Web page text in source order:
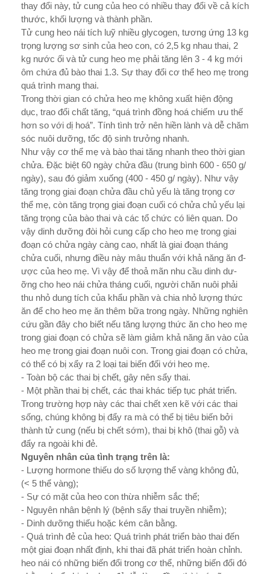
thay đổi này, tử cung của heo có nhiều thay đổi về cả kích
thước, khối lượng và thành phần.
Tử cung heo nái tích luỹ nhiều glycogen, t­ương ứng 13 kg
trọng l­ượng sơ sinh của heo con, có 2,5 kg nhau thai, 2
kg nư­ớc ối và tử cung heo mẹ phải tăng lên 3 - 4 kg mới
ôm chứa đủ bào thai 1.3. Sự thay đổi cơ thể heo mẹ trong
quá trình mang thai.
Trong thời gian có chửa heo mẹ không xuất hiện động
dục, trao đổi chất tăng, “quá trình đồng hoá chiếm ư­u thế
hơn so với dị hoá”. Tính tình trở nên hiền lành và dễ chăm
sóc nuôi dưỡng, tốc độ sinh trưởng nhanh.
Như vậy cơ thể mẹ và bào thai tăng nhanh theo thời gian
chửa. Đặc biệt 60 ngày chửa đầu (trung bình 600 - 650 g/
ngày), sau đó giảm xuống (400 - 450 g/ ngày). Như­ vậy
tăng trọng giai đoạn chửa đầu chủ yếu là tăng trọng cơ
thể mẹ, còn tăng trọng giai đoạn cuối có chửa chủ yếu lại
tăng trọng của bào thai và các tổ chức có liên quan. Do
vậy dinh d­ưỡng đòi hỏi cung cấp cho heo mẹ trong giai
đoạn có chửa ngày càng cao, nhất là giai đoạn tháng
chửa cuối, nh­ưng điều này mâu thuẩn với khả năng ăn đ­
ược của heo mẹ. Vì vậy để thoả mãn nhu cầu dinh dư­
ỡng cho heo nái chửa tháng cuối, ng­ười chăn nuôi phải
thu nhỏ dung tích của khẩu phần và chia nhỏ l­ượng thức
ăn để cho heo mẹ ăn thêm bữa trong ngày. Nhữ­ng nghiên
cứu gần đây cho biết nếu tăng l­ượng thức ăn cho heo mẹ
trong giai đoạn có chửa sẽ làm giảm khả năng ăn vào của
heo mẹ trong giai đoạn nuôi con. Trong giai đoạn có chửa,
có thể có bị xẩy ra 2 loại tai biến đối với heo mẹ.
- Toàn bộ các thai bị chết, gây nên sẩy thai.
- Một phần thai bị chết, các thai khác tiếp tục phát triển.
Trong tr­ường hợp này các thai chết xen kẽ với các thai
sống, chúng không bị đẩy ra mà có thể bị tiêu biến bởi
thành tử cung (nếu bị chết sớm), thai bị khô (thai gỗ) và
đẩy ra ngoài khi đẻ.
Nguyên nhân của tình trạng trên là:
- Lượng hormone thiếu do số l­ượng thể vàng không đủ,
(< 5 thể vàng);
- Sự có mặt của heo con thừa nhiễm sắc thể;
- Nguyên nhân bệnh lý (bệnh sẩy thai truyền nhiễm);
- Dinh dư­ỡng thiếu hoặc kém cân bằng.
- Quá trình đẻ của heo: Quá trình phát triển bào thai đến
một giai đoạn nhất định, khi thai đã phát triển hoàn chỉnh.
heo nái có những biến đổi trong cơ thể, những biến đổi đó